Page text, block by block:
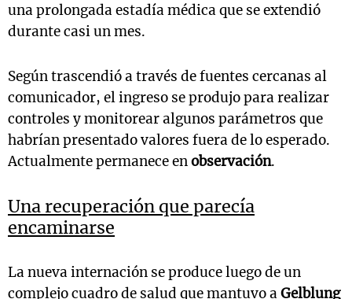
una prolongada estadía médica que se extendió
durante casi un mes.
Según trascendió a través de fuentes cercanas al
comunicador, el ingreso se produjo para realizar
controles y monitorear algunos parámetros que
habrían presentado valores fuera de lo esperado.
Actualmente permanece enobservación.
Una recuperación que parecía
encaminarse
La nueva internación se produce luego de un
complejo cuadro de salud que mantuvo aGelblung